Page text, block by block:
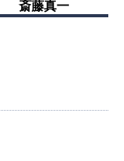
斎藤真一